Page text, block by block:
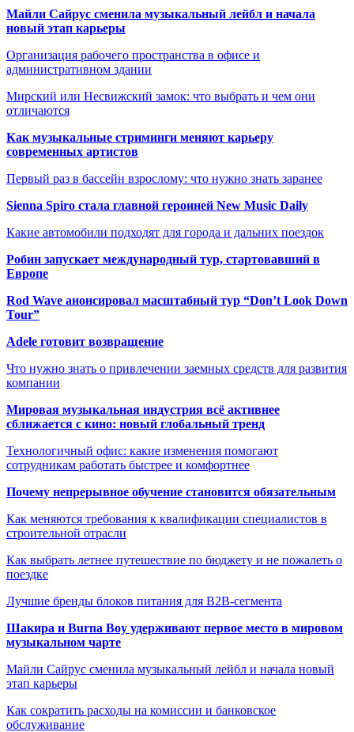
Майли Сайрус сменила музыкальный лейбл и начала
новый этап карьеры
Организация рабочего пространства в офисе и
административном здании
Мирский или Несвижский замок: что выбрать и чем они
отличаются
Как музыкальные стриминги меняют карьеру
современных артистов
Первый раз в бассейн взрослому: что нужно знать заранее
Sienna Spiro стала главной героиней New Music Daily
Какие автомобили подходят для города и дальних поездок
Робин запускает международный тур, стартовавший в
Европе
Rod Wave анонсировал масштабный тур “Don’t Look Down
Tour”
Adele готовит возвращение
Что нужно знать о привлечении заемных средств для развития
компании
Мировая музыкальная индустрия всё активнее
сближается с кино: новый глобальный тренд
Технологичный офис: какие изменения помогают
сотрудникам работать быстрее и комфортнее
Почему непрерывное обучение становится обязательным
Как меняются требования к квалификации специалистов в
строительной отрасли
Как выбрать летнее путешествие по бюджету и не пожалеть о
поездке
Лучшие бренды блоков питания для B2B-сегмента
Шакира и Burna Boy удерживают первое место в мировом
музыкальном чарте
Майли Сайрус сменила музыкальный лейбл и начала новый
этап карьеры
Как сократить расходы на комиссии и банковское
обслуживание